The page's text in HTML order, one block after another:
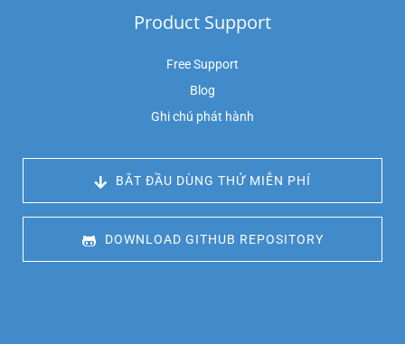
Product Support
Free Support
Blog
Ghi chú phát hành
BẮT ĐẦU DÙNG THỬ MIỄN PHÍ
DOWNLOAD GITHUB REPOSITORY